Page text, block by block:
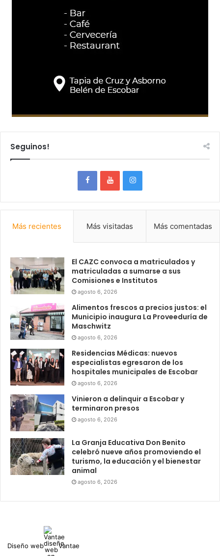
Seguinos!
Más recientes Más visitadas Más comentadas
El CAZC convoca a matriculados y
matriculadas a sumarse a sus
Comisiones e Institutos
agosto 6, 2026
Alimentos frescos a precios justos: el
Municipio inaugura La Proveeduría de
Maschwitz
agosto 6, 2026
Residencias Médicas: nuevos
especialistas egresaron de los
hospitales municipales de Escobar
agosto 6, 2026
Vinieron a delinquir a Escobar y
terminaron presos
agosto 6, 2026
La Granja Educativa Don Benito
celebró nueve años promoviendo el
turismo, la educación y el bienestar
animal
agosto 6, 2026
Diseño web Vantae